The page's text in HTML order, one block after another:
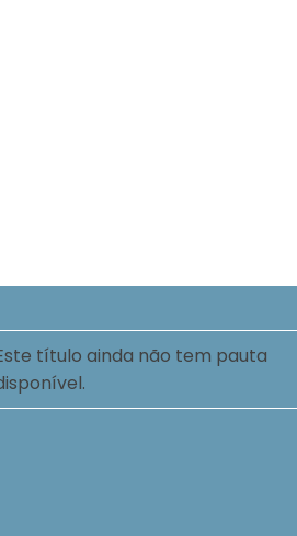
título ainda não tem pauta